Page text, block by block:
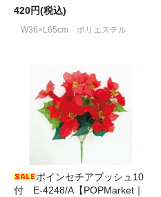
420円(税込)
W36×L65cm ポリエステル
ポインセチアブッシュ10
付 E-4248/A【POPMarket｜